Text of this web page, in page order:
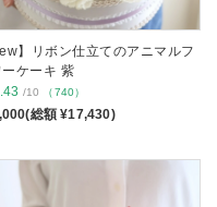
】リボン仕立てのアニマルフ
ーケーキ 紫
/10 （740）
総額 ¥17,430)